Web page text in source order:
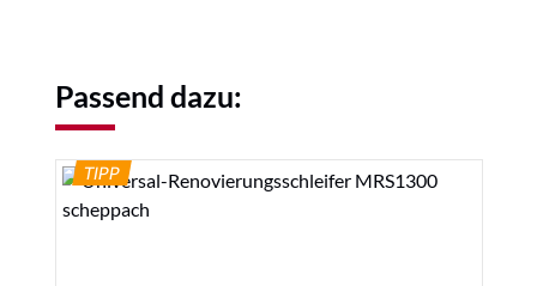
Produktgalerie überspringen
Passend dazu:
TIPP